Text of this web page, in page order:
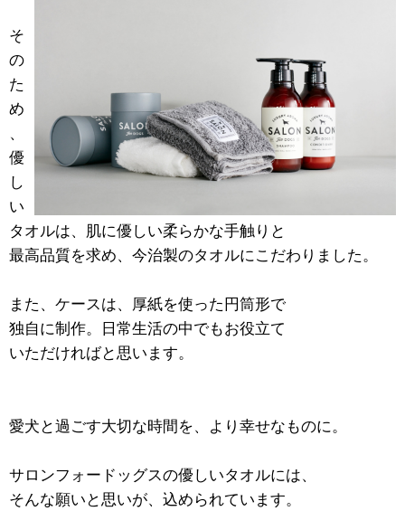
そ
の
た
め
、
優
し
い
タオルは、肌に優しい柔らかな手触りと
最高品質を求め、今治製のタオルにこだわりました。
また、ケースは、厚紙を使った円筒形で
独自に制作。日常生活の中でもお役立て
いただければと思います。
愛犬と過ごす大切な時間を、より幸せなものに。
サロンフォードッグスの優しいタオルには、
そんな願いと思いが、込められています。